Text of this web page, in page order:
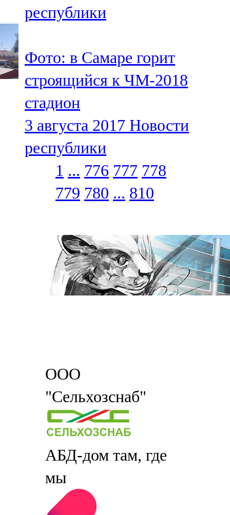
республики
Фото: в Самаре горит
строящийся к ЧМ-2018
стадион
3 августа 2017 Новости
республики
1 ... 776 777 778
779 780 ... 810
ООО
"Сельхозснаб"
АБД-дом там, где
мы